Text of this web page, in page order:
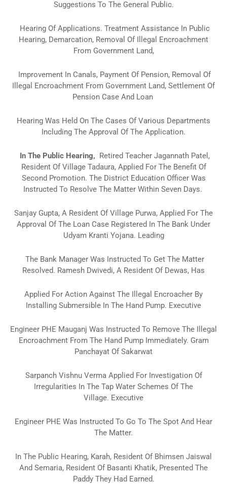
Suggestions To The General Public.
Hearing Of Applications. Treatment Assistance In Public
Hearing, Demarcation, Removal Of Illegal Encroachment
From Government Land,
Improvement In Canals, Payment Of Pension, Removal Of
Illegal Encroachment From Government Land, Settlement Of
Pension Case And Loan
Hearing Was Held On The Cases Of Various Departments
Including The Approval Of The Application.
In The Public Hearing, Retired Teacher Jagannath Patel,
Resident Of Village Tadaura, Applied For The Benefit Of
Second Promotion. The District Education Officer Was
Instructed To Resolve The Matter Within Seven Days.
Sanjay Gupta, A Resident Of Village Purwa, Applied For The
Approval Of The Loan Case Registered In The Bank Under
Udyam Kranti Yojana. Leading
The Bank Manager Was Instructed To Get The Matter
Resolved. Ramesh Dwivedi, A Resident Of Dewas, Has
Applied For Action Against The Illegal Encroacher By
Installing Submersible In The Hand Pump. Executive
Engineer PHE Mauganj Was Instructed To Remove The Illegal
Encroachment From The Hand Pump Immediately. Gram
Panchayat Of Sakarwat
Sarpanch Vishnu Verma Applied For Investigation Of
Irregularities In The Tap Water Schemes Of The
Village. Executive
Engineer PHE Was Instructed To Go To The Spot And Hear
The Matter.
In The Public Hearing, Karah, Resident Of Bhimsen Jaiswal
And Semaria, Resident Of Basanti Khatik, Presented The
Paddy They Had Earned.